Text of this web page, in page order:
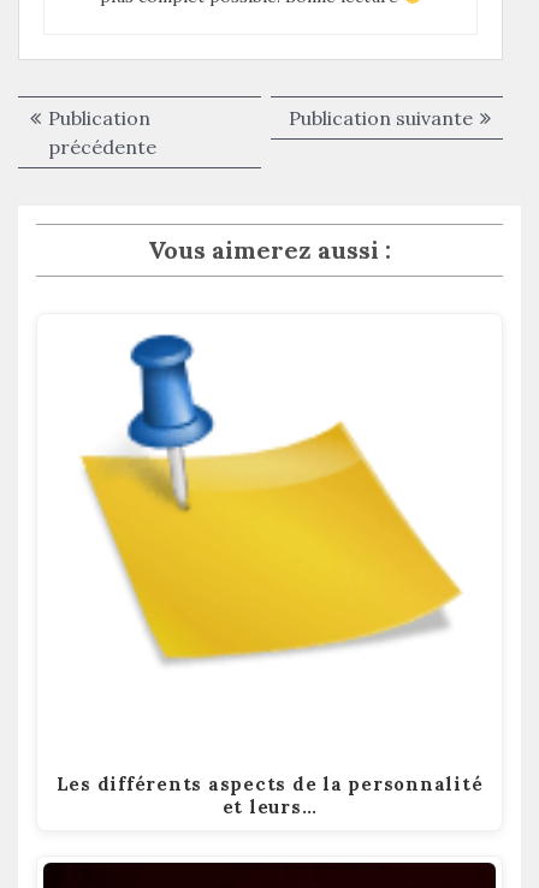
Navigation
de
Publication
précédentePublication
précédente :
Publication suivante
Vous aimerez aussi :
Les différents aspects de la personnalité
et leurs…